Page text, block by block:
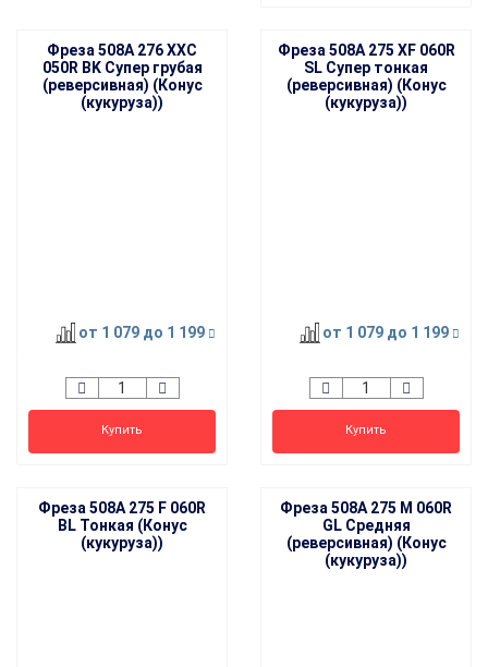
Фреза 508A 276 XXC
050R BK Супер грубая
(реверсивная) (Конус
(кукуруза))
от 1 079 до 1 199
Купить
Фреза 508A 275 XF 060R
SL Супер тонкая
(реверсивная) (Конус
(кукуруза))
от 1 079 до 1 199
Купить
Фреза 508A 275 F 060R
BL Тонкая (Конус
(кукуруза))
Фреза 508A 275 M 060R
GL Средняя
(реверсивная) (Конус
(кукуруза))